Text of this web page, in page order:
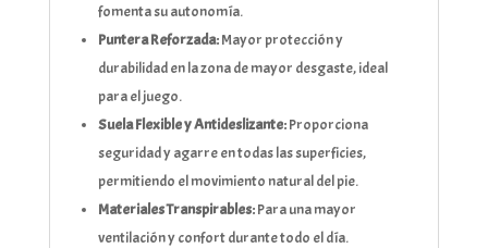
fomenta su autonomía.
Puntera Reforzada:Mayor protección y
durabilidad en la zona de mayor desgaste, ideal
para el juego.
Suela Flexible y Antideslizante:Proporciona
seguridad y agarre en todas las superficies,
permitiendo el movimiento natural del pie.
Materiales Transpirables:Para una mayor
ventilación y confort durante todo el día.